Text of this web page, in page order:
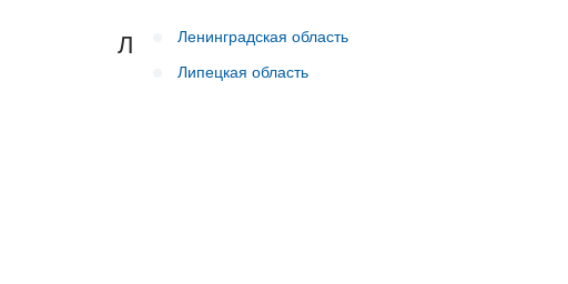
Л
Ленинградская область
Липецкая область